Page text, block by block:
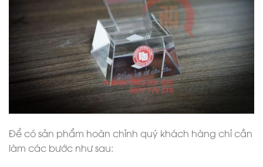
Để có sản phẩm hoàn chỉnh quý khách hàng chỉ cần
làm các bước như sau: